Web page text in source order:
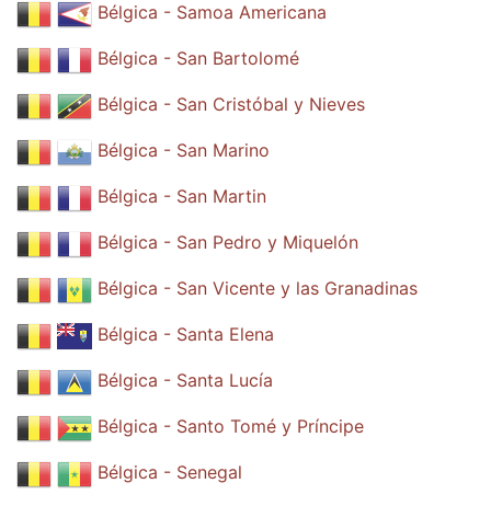
Bélgica - Samoa Americana
Bélgica - San Bartolomé
Bélgica - San Cristóbal y Nieves
Bélgica - San Marino
Bélgica - San Martin
Bélgica - San Pedro y Miquelón
Bélgica - San Vicente y las Granadinas
Bélgica - Santa Elena
Bélgica - Santa Lucía
Bélgica - Santo Tomé y Príncipe
Bélgica - Senegal